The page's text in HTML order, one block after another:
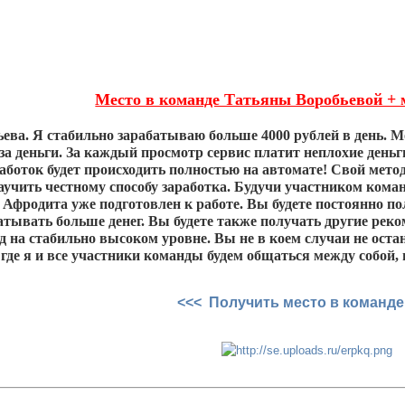
Место в команде Татьяны Воробьевой +
Я стабильно зарабатываю больше 4000 рублей в день.
деньги. За каждый просмотр сервис платит неплохие
будет происходить полностью на автомате! Свой
честному способу заработка. Будучи участником
уже подготовлен к работе. Вы будете постоянно
больше денег. Вы будете также получать другие
на стабильно высоком уровне. Вы не в коем случаи не
где я и все участники команды будем общаться между собой,
<<< Получить место в